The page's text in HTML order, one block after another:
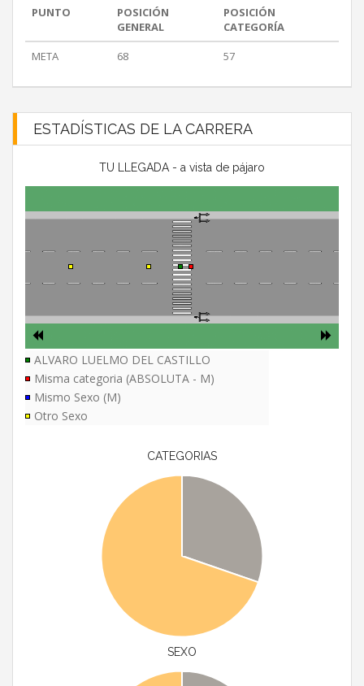
PUNTO
POSICIÓN
GENERAL
POSICIÓN
CATEGORÍA
META
68 57
ESTADÍSTICAS DE LA CARRERA
TU LLEGADA - a vista de pájaro
ALVARO LUELMO DEL CASTILLO
Misma categoria (ABSOLUTA - M)
Mismo Sexo (M)
Otro Sexo
CATEGORIAS
SEXO